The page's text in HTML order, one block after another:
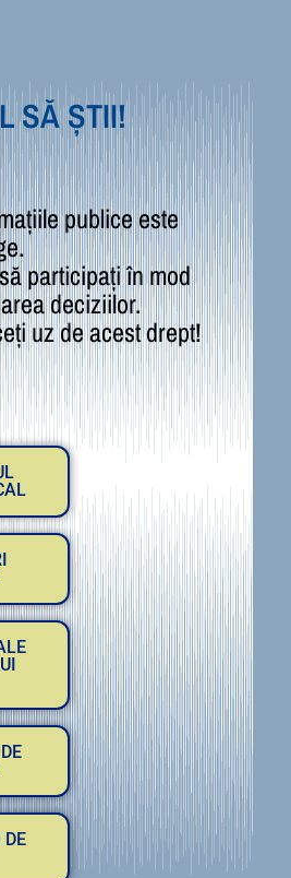
SĂ ȘTII!
publice este
participați în mod
deciziilor.
uz de acest drept!
DE